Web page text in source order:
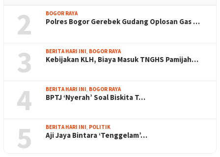
2 BOGOR RAYA
Polres Bogor Gerebek Gudang Oplosan Gas …
3 BERITA HARI INI, BOGOR RAYA
Kebijakan KLH, Biaya Masuk TNGHS Pamijah…
4 BERITA HARI INI, BOGOR RAYA
BPTJ ‘Nyerah’ Soal Biskita T…
5 BERITA HARI INI, POLITIK
Aji Jaya Bintara ‘Tenggelam’…